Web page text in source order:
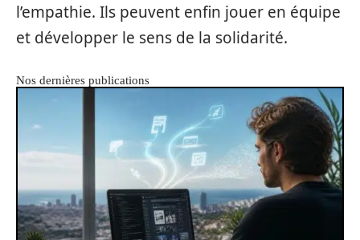
l’empathie. Ils peuvent enfin jouer en équipe
et développer le sens de la solidarité.
Nos dernières publications